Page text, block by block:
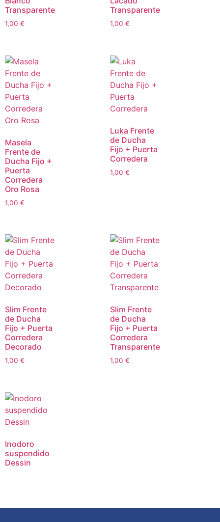
Transparente
1,00 €
Transparente
1,00 €
Masela
Frente de
Ducha Fijo +
Puerta
Corredera
Oro Rosa
1,00 €
Luka Frente
de Ducha
Fijo + Puerta
Corredera
1,00 €
Slim Frente
de Ducha
Fijo + Puerta
Corredera
Decorado
1,00 €
Slim Frente
de Ducha
Fijo + Puerta
Corredera
Transparente
1,00 €
Inodoro
suspendido
Dessin